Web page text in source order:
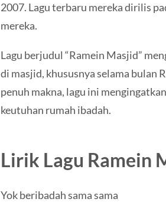
2007. Lagu terbaru mereka dirilis
mereka.
Lagu berjudul “Ramein Masjid”
di masjid, khususnya selama bulan
penuh makna, lagu ini
keutuhan rumah ibadah.
Lirik Lagu Ramein
Yok beribadah sama sama